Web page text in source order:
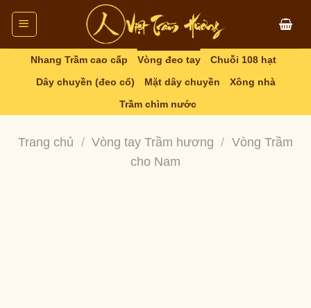
Skip
content
Nhang Trầm cao cấp Vòng đeo tay
Chuỗi 108 hạt
Dây chuyền (đeo cổ)
Mặt dây chuyền
Xông nhà
Trầm chìm nước
Trang chủ / Vòng tay Trầm hương / Vòng Trầm
cho Nam